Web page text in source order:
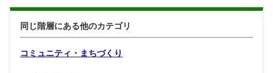
同じ階層にある他のカテゴリ
コミュニティ・まちづくり